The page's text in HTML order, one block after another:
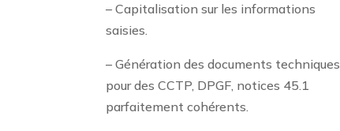
– Capitalisation sur les informations
saisies.
– Génération des documents techniques
pour des CCTP, DPGF, notices 45.1
parfaitement cohérents.